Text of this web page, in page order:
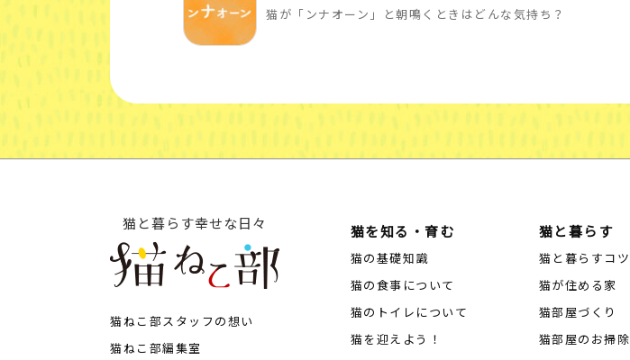
猫が「ンナオーン」と朝鳴くときはどんな気持ち？
猫と暮らす幸せな日々
猫ねこ部スタッフの想い
猫ねこ部編集室
猫を知る・育む
猫の基礎知識
猫の食事について
猫のトイレについて
猫を迎えよう！
猫と暮らす
猫と暮らすコツ
猫が住める家
猫部屋づくり
猫部屋のお掃除